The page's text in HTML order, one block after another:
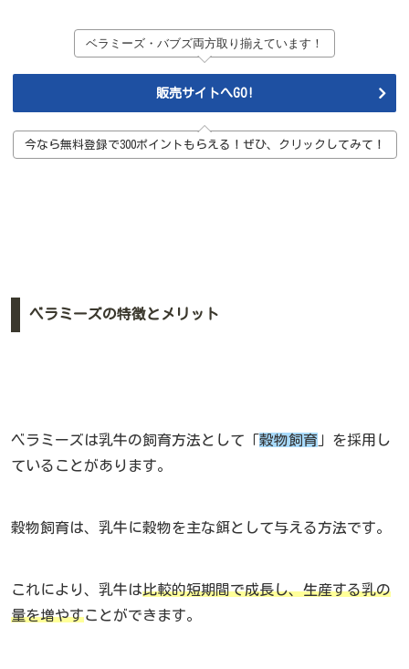
ベラミーズ・バブズ両方取り揃えています！
販売サイトへGO!
今なら無料登録で300ポイントもらえる！ぜひ、クリックしてみて！
ベラミーズの特徴とメリット
ベラミーズは乳牛の飼育方法として「穀物飼育 」を採用し
ていることがあります。
穀物飼育は、乳牛に穀物を主な餌として与える方法です。
これにより、乳牛は比較的短期間で成長し、生産する乳の
量を増やすことができます。